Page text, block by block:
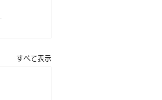
すべて表示